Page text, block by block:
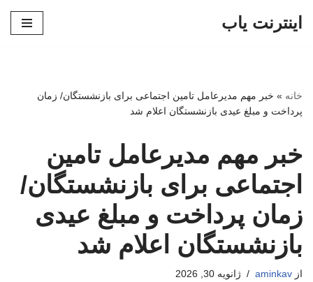
اینترنت یاب
خانه » خبر مهم مدیرعامل تامین اجتماعی برای بازنشستگان/ زمان
پرداخت و مبلغ عیدی بازنشستگان اعلام شد
خبر مهم مدیرعامل تامین
اجتماعی برای بازنشستگان/
زمان پرداخت و مبلغ عیدی
بازنشستگان اعلام شد
از aminkav ژانویه 30, 2026